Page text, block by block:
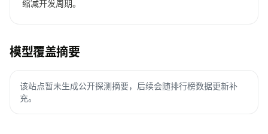
缩减开发周期。
模型覆盖摘要
该站点暂未生成公开探测摘要，后续会随排行榜数据更新补
充。